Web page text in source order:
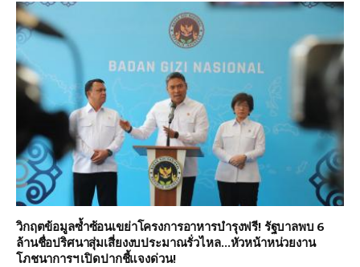
วิกฤตข้อมูลซ้ำซ้อนเขย่าโครงการอาหารบำรุงฟรี! รัฐบาลพบ 6
ล้านชื่อปริศนาสุ่มเสี่ยงงบประมาณรั่วไหล…หัวหน้าหน่วยงาน
โภชนาการฯ เปิดปากชี้แจงด่วน!